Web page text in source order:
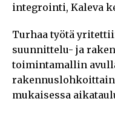
integrointi, Kaleva
Turhaa työtä
suunnittelu- ja
toimintamallin
mukaisessa